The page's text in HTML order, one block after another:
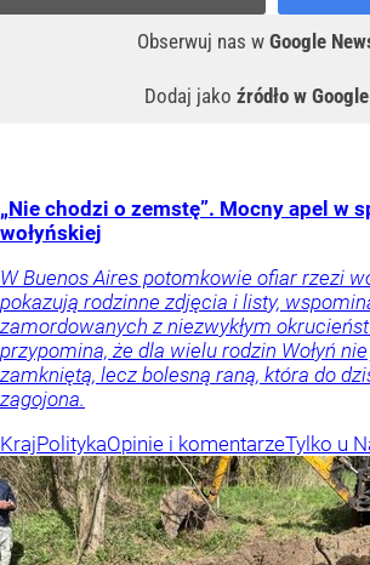
Obserwuj nas w Google
Dodaj jako źródło w Google
„Nie chodzi o zemstę”. Mocny apel w
wołyńskiej
W Buenos Aires potomkowie ofiar rzezi
pokazują rodzinne zdjęcia i listy,
zamordowanych z niezwykłym
przypomina, że dla wielu rodzin Wołyń
zamkniętą, lecz bolesną raną, która do
zagojona.
KrajPolitykaOpinie i komentarzeTylko u